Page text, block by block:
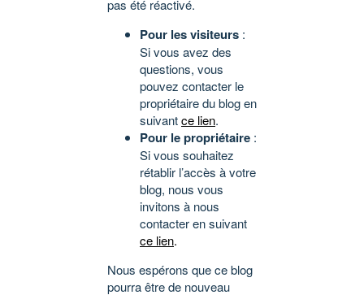
pas été réactivé.
Pour les visiteurs :
Si vous avez des
questions, vous
pouvez contacter le
propriétaire du blog en
suivantce lien.
Pour le propriétaire :
Si vous souhaitez
rétablir l’accès à votre
blog, nous vous
invitons à nous
contacter en suivant
ce lien.
Nous espérons que ce blog
pourra être de nouveau